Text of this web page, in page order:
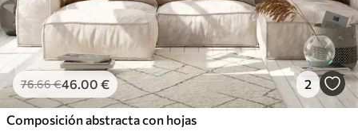
76.66€46.00 € 2
Composición abstracta con hojas